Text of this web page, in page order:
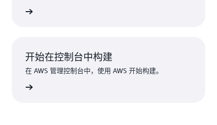
开始在控制台中构建
在 AWS 管理控制台中，使用 AWS 开始构建。